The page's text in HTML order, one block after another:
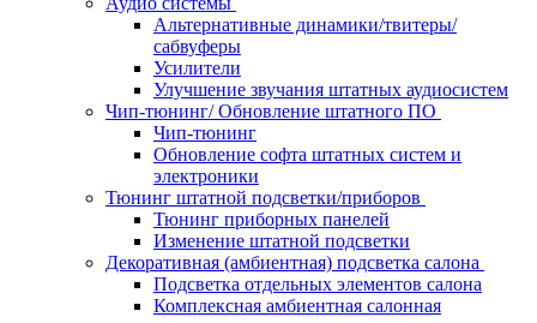
Альтернативные динамики/твитеры/
сабвуферы
Усилители
Улучшение звучания штатных аудиосистем
Чип-тюнинг/ Обновление штатного ПО
Чип-тюнинг
Обновление софта штатных систем и
электроники
Тюнинг штатной подсветки/приборов
Тюнинг приборных панелей
Изменение штатной подсветки
Декоративная (амбиентная) подсветка салона
Подсветка отдельных элементов салона
Комплексная амбиентная салонная